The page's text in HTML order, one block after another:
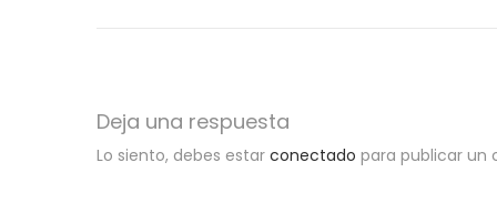
Deja una respuesta
Lo siento, debes estar conectado para publicar un